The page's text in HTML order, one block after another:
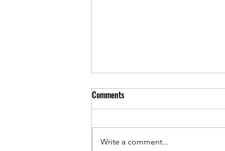
Comments
Write a comment...